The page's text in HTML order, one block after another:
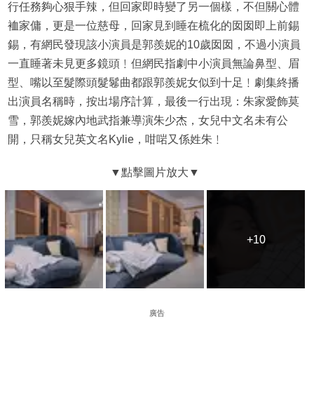
行任務夠心狠手辣，但回家即時變了另一個樣，不但關心體
裇家傭，更是一位慈母，回家見到睡在梳化的囡囡即上前錫
錫，有網民發現該小演員是郭羨妮的10歲囡囡，不過小演員
一直睡著未見更多鏡頭﹗但網民指劇中小演員無論鼻型、眉
型、嘴以至髮際頭髮鬈曲都跟郭羨妮女似到十足﹗劇集終播
出演員名稱時，按出場序計算，最後一行出現：朱家愛飾莫
雪，郭羨妮嫁內地武指兼導演朱少杰，女兒中文名未有公
開，只稱女兒英文名Kylie，咁啱又係姓朱﹗
+10
+10
廣告